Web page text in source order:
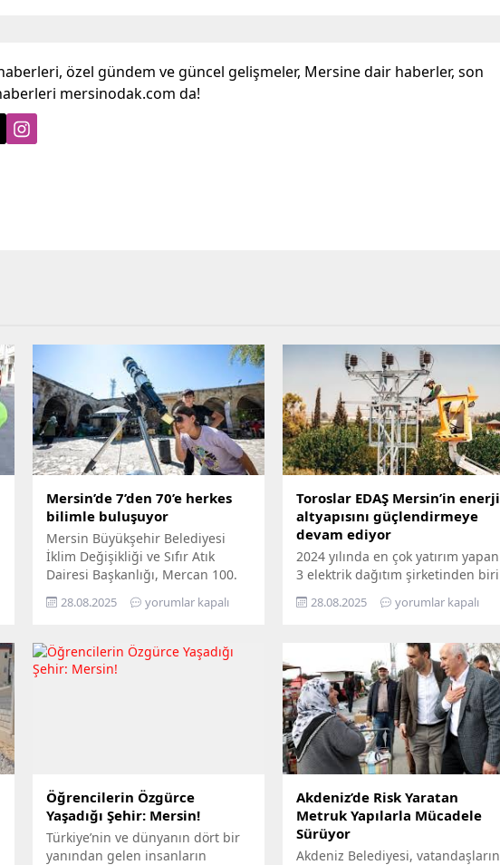
özel gündem ve güncel gelişmeler, Mersine dair haberler, son
mersinodak.com da!
Mersin’de 7’den 70’e herkes
bilimle buluşuyor
Mersin Büyükşehir Belediyesi
İklim Değişikliği ve Sıfır Atık
Dairesi Başkanlığı, Mercan 100.
Yıl İklim ve Çevre Bilim Merkezi’ni
ziyaret edemeyenler için bilimi
‘Gökyüzü Hepimizin, Bilim Her
Yerde’ sloganıyla yola çıkan
28.08.2025 yorumlar kapalı
Toroslar EDAŞ Mersin’in enerji
altyapısını güçlendirmeye
devam ediyor
2024 yılında en çok yatırım yapan
3 elektrik dağıtım şirketinden biri
olan Toroslar EDAŞ, 2025 yılının
ilk 6 ayında Türkiye’nin en
Mersin’de gerçekleştirdiği 381
milyon TL’yi aşan yatırımla, enerji
altyapısını bugünün ihtiyaçlarına
uygun biçimde yenilerken,
geleceğin artan taleplerine de
hazır hâle getiriyor Türkiye’nin
enerji dönüşümüne öncülük...
28.08.2025 yorumlar kapalı
Öğrencilerin Özgürce
Yaşadığı Şehir: Mersin!
Türkiye’nin ve dünyanın dört bir
yanından gelen insanların
Akdeniz’de Risk Yaratan
Metruk Yapılarla Mücadele
Sürüyor
Akdeniz Belediyesi, vatandaşların